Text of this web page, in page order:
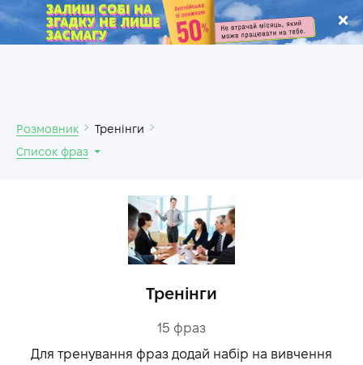
.
Розмовник
Тренінги
Список фраз
Тренінги
15 фраз
Для тренування фраз додай набір на вивчення